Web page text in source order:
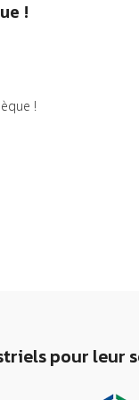
!
!
pour leur